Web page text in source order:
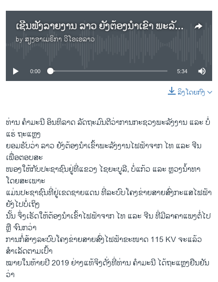
ເຊີນຟັງລາຍງານ ລາວ ຍັງຕ້ອງນຳເຂົ້າ ພະລັງງານຈາກ ໄທ ແລະ ຈີນ ເພື່ອຕອບສະໜອງ ໃຫ້ກັບ 3 ແຂວງໃນພາກເໜືອ
by ສຽງອາເມຣິກາ ວີໂອເອລາວ
No media source currently available
0:00 5:34
ລິງໂດຍກົງ
ທ່ານ ຄຳມະນີ ອິນທິລາດ ລັດຖະມົນຕີວ່າການກະຊວງພະລັງງານ ແລະ ບໍ່
ແຮ່ ຖະແຫຼງ
ຍອມຮັບວ່າ ລາວ ຍັງຕ້ອງນຳເຂົ້າພະລັງງານໄຟຟ້າຈາກ ໄທ ແລະ ຈີນ
ເພື່ອຕອບສະ
ໜອງໃຫ້ກັບປະຊາຊົນຢູ່ທີ່ແຂວງ ໄຊຍະບູລີ, ບໍ່ແກ້ວ ແລະ ຫຼວງນໍ້າທາ
ໂດຍສະເພາະ
ແມ່ນປະຊາຊົນທີ່ຢູ່ເຂດຊາຍແດນ ທີ່ລະບົບໂຄງຂ່າຍສາຍສົ່ງກະແສໄຟຟ້າ
ຍັງໄປບໍ່ເຖິງ
ນັ້ນ ຈຶ່ງເຮັດໃຫ້ຕ້ອງນຳເຂົ້າໄຟຟ້າຈາກ ໄທ ແລະ ຈີນ ທີ່ມີລາຄາແພງຕໍ່ໄປ
ຫຼື ຈົນກວ່າ
ການກໍ່ສ້າງລະບົບໂຄງຂ່າຍສາຍສົ່ງໄຟຟ້າຂະໜາດ 115 KV ຈະແລ້ວ
ສຳເລັດຕາມເປົ້າ
ໝາຍໃນທ້າຍປີ 2019 ຢ່າງແທ້ຈິງດັ່ງທີ່ທ່ານ ຄຳມະນີ ໄດ້ຖະແຫຼງຢືນຢັນ
ວ່າ